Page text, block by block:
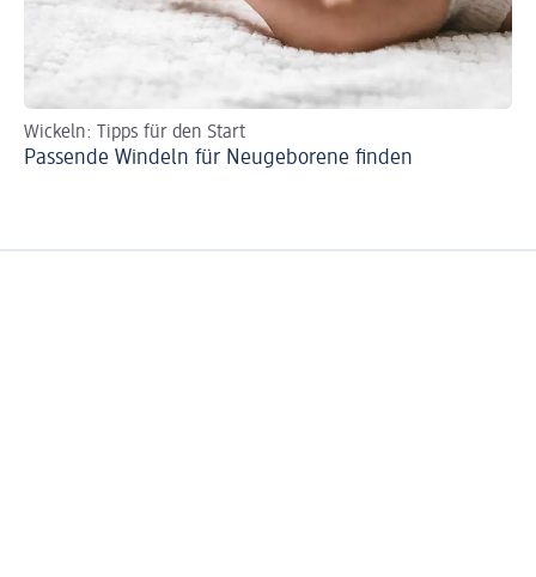
Wickeln: Tipps für den Start
Passende Windeln für Neugeborene finden